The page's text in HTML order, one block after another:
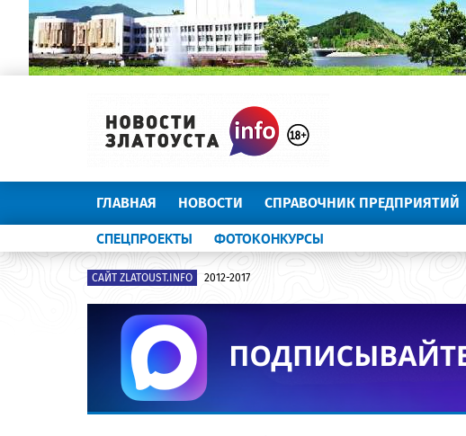
ГЛАВНАЯ НОВОСТИ СПРАВОЧНИК ПРЕДПРИЯТИЙ
СПЕЦПРОЕКТЫ ФОТОКОНКУРСЫ
САЙТ ZLATOUST.INFO 2012-2017